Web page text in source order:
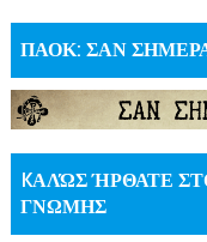
ΠΑΟΚ: ΣΑΝ
KΑΛΏΣ ΉΡΘΑΤΕ
ΓΝΩΜΗΣ